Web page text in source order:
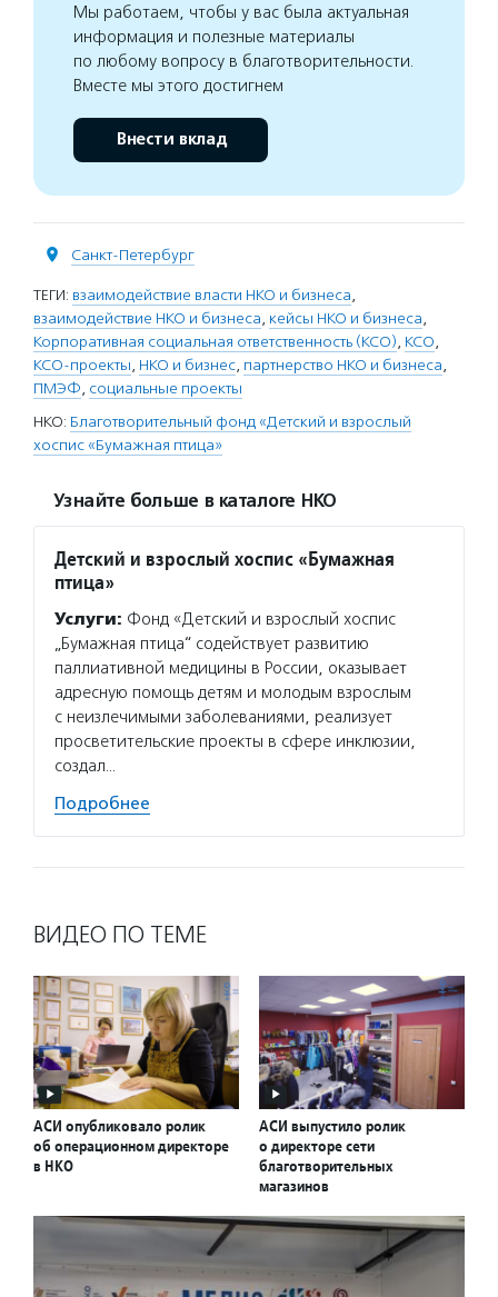
Мы работаем, чтобы у вас была актуальная
информация и полезные материалы
по любому вопросу в благотворительности.
Вместе мы этого достигнем
Внести вклад
Санкт-Петербург
ТЕГИ: взаимодействие власти НКО и бизнеса,
взаимодействие НКО и бизнеса, кейсы НКО и бизнеса,
Корпоративная социальная ответственность (КСО), КСО,
КСО-проекты, НКО и бизнес, партнерство НКО и бизнеса,
ПМЭФ, социальные проекты
НКО: Благотворительный фонд «Детский и взрослый
хоспис «Бумажная птица»
Узнайте больше в каталоге НКО
Детский и взрослый хоспис «Бумажная
птица»
Услуги: Фонд «Детский и взрослый хоспис
„Бумажная птица“ содействует развитию
паллиативной медицины в России, оказывает
адресную помощь детям и молодым взрослым
с неизлечимыми заболеваниями, реализует
просветительские проекты в сфере инклюзии,
создал…
Подробнее
ВИДЕО ПО ТЕМЕ
АСИ опубликовало ролик
об операционном директоре
в НКО
АСИ выпустило ролик
о директоре сети
благотворительных
магазинов